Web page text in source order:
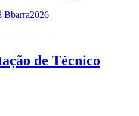
de Técnico